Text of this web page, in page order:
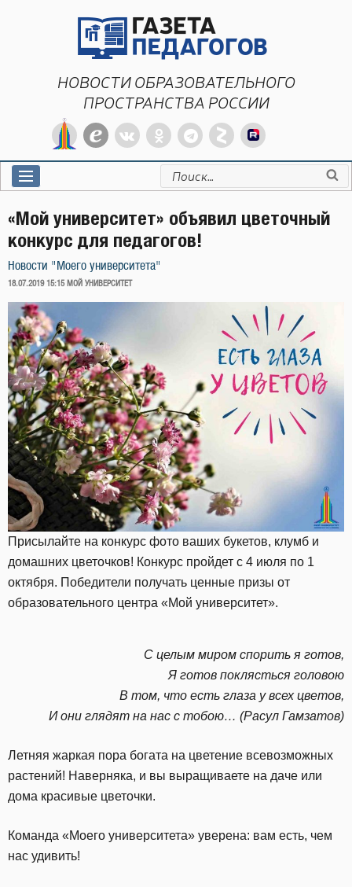
НОВОСТИ ОБРАЗОВАТЕЛЬНОГО
ПРОСТРАНСТВА РОССИИ
Искать:
«Мой университет» объявил цветочный
конкурс для педагогов!
Новости "Моего университета"
ОПУБЛИКОВАНО
18.07.2019 15:15 МОЙ УНИВЕРСИТЕТ
Присылайте на конкурс фото ваших букетов, клумб и
домашних цветочков! Конкурс пройдет с 4 июля по 1
октября. Победители получать ценные призы от
образовательного центра «Мой университет».
С целым миром спорить я готов,
Я готов поклясться головою
В том, что есть глаза у всех цветов,
И они глядят на нас с тобою… (Расул Гамзатов)
Летняя жаркая пора богата на цветение всевозможных
растений! Наверняка, и вы выращиваете на даче или
дома красивые цветочки.
Команда «Моего университета» уверена: вам есть, чем
нас удивить!